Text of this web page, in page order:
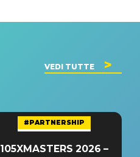
VEDI TUTTE
#PARTNERSHIP
105XMASTERS 2026 –